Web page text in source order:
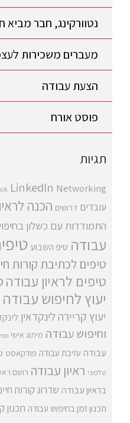
נטוורקינג, חבר
מעברים משכירות
הצעת עבודה
פוסט אורח
תגיות
LinkedIn Networking
עובדים דרושים הכנה
התמודדות עם כשלון
עבודה טיפ השבוע
טיפים לכתיבת קורות
טיפים לראיון עבודה
יעוץ לחיפוש עבודה
יעוץ קריירה לינקדאין
וחיפוש עבודה מיתוג אישי
עבודה עזיבת עבודה פודקאסט
טלפוני ראיון עבודה רושם
בראיון עבודה שדרוג קורות
תכנון זמן בחיפוש עבודה תכנון